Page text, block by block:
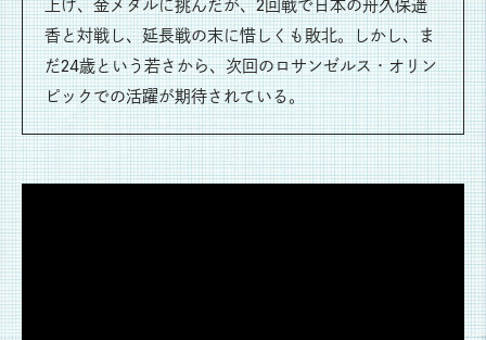
上げ、金メダルに挑んだが、2回戦で日本の舟久保遥
香と対戦し、延長戦の末に惜しくも敗北。しかし、ま
だ24歳という若さから、次回のロサンゼルス・オリン
ピックでの活躍が期待されている。